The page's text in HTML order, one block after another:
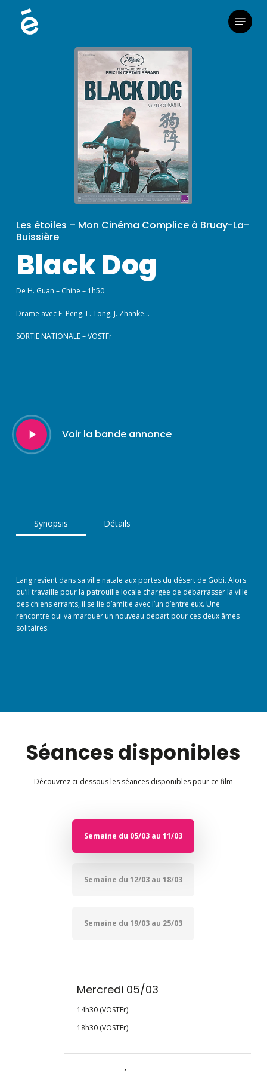
Menu
Les étoiles – Mon Cinéma Complice à Bruay-La-
Buissière
Black Dog
De H. Guan – Chine – 1h50
Drame avec E. Peng, L. Tong, J. Zhanke…
SORTIE NATIONALE – VOSTFr
Play
Video
Voir la bande annonce
Synopsis Détails
Lang revient dans sa ville natale aux portes du désert de Gobi. Alors
qu’il travaille pour la patrouille locale chargée de débarrasser la ville
des chiens errants, il se lie d’amitié avec l’un d’entre eux. Une
rencontre qui va marquer un nouveau départ pour ces deux âmes
solitaires.
Séances disponibles
Découvrez ci-dessous les séances disponibles pour ce film
Semaine du 05/03 au 11/03
Semaine du 12/03 au 18/03
Semaine du 19/03 au 25/03
Mercredi 05/03
14h30 (VOSTFr)
18h30 (VOSTFr)